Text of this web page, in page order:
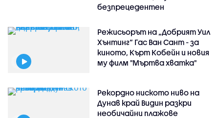
безпрецедентен
Режисьорът на „Добрият Уил
Хънтинг“ Гас Ван Сант - за
киното, Кърт Кобейн и новия
му филм "Мъртва хватка"
Рекордно ниското ниво на
Дунав край Видин разкри
необичайни плажове